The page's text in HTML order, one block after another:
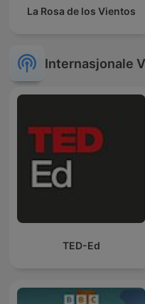
La Rosa de los Vientos
Internasjonale
TED-Ed